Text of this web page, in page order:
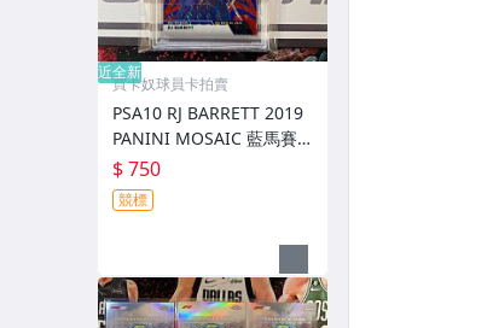
近全新
買卡奴球員卡拍賣
PSA10 RJ BARRETT 2019
PANINI MOSAIC 藍馬賽
克亮 RC 新人
$ 750
競標